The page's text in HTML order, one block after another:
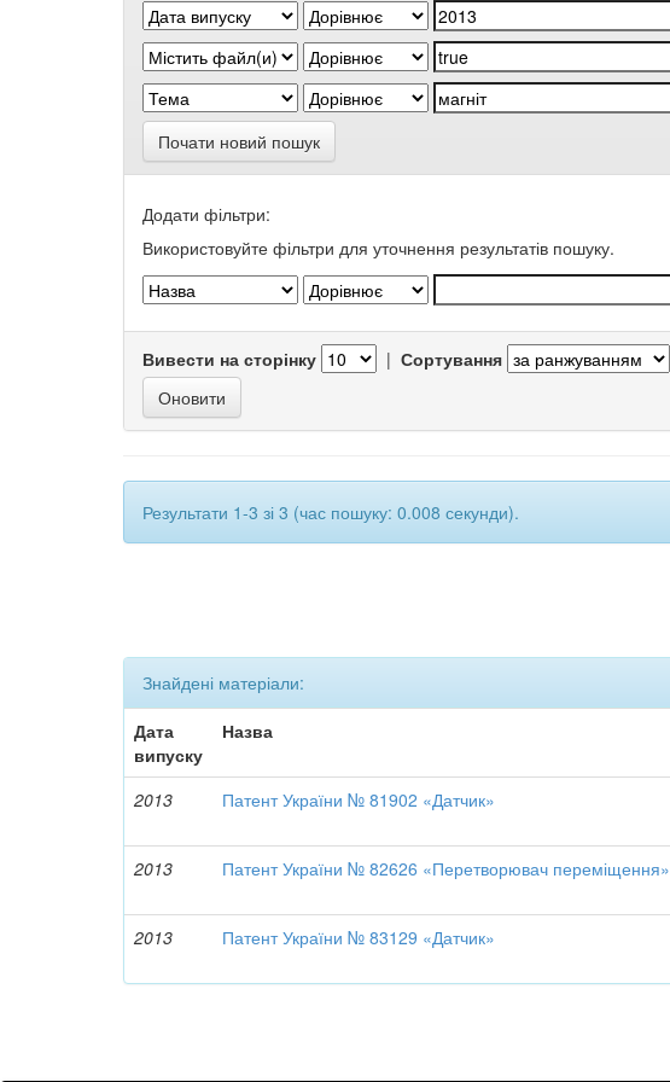
Почати новий пошук
Додати фільтри:
Використовуйте фільтри для уточнення результатів пошуку.
Вивести на сторінку | Сортування
Результати 1-3 зі 3 (час пошуку: 0.008 секунди).
Знайдені матеріали:
Дата
випуску
Назва
2013 Патент України № 81902 «Датчик»
2013
Патент України № 82626 «Перетворювач переміщення»
2013
Патент України № 83129 «Датчик»